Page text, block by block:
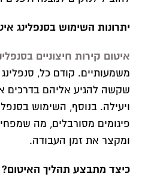
יתרונות השימוש בסנפלינג
איטום קירות חיצוניים
משמעותיים. קודם כל,
שקשה להגיע אליהם בדרכים
ויעילה. בנוסף, השימוש
פיגומים מסורבלים, מה
ומקצר את זמן העבודה.
כיצד מתבצע תהליך האיטום?